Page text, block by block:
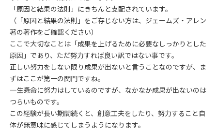
「原因と結果の法則」にきちんと支配されています。
（「原因と結果の法則」をご存じない方は、ジェームズ・アレン
著の著作をご確認ください）
ここで大切なことは「成果を上げるために必要なしっかりとした
原因」であり、ただ努力すれば良い訳ではない事です。
正しい努力をしない限り成果が出ないと言うことなのですが、ま
ずはここが第一の関門ですね。
一生懸命に努力はしているのですが、なかなか成果が出ないのは
つらいものです。
この経験が長い期間続くと、創意工夫をしたり、努力すること自
体が無意味に感じてしまうようになります。